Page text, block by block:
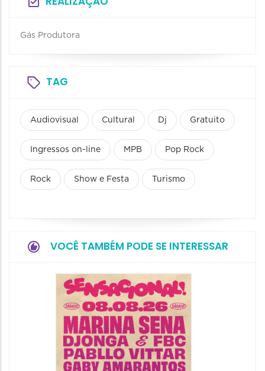
Gás Produtora
TAG
Audiovisual Cultural Dj Gratuito
Ingressos on-line MPB Pop Rock
Rock Show e Festa Turismo
VOCÊ TAMBÉM PODE SE INTERESSAR